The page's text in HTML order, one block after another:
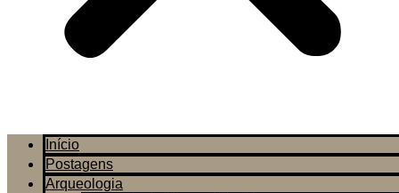
Início
Postagens
Arqueologia